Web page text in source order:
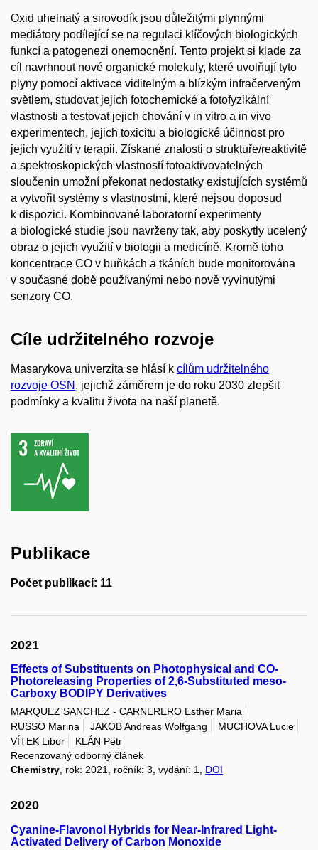
Oxid uhelnatý a sirovodík jsou důležitými plynnými
mediátory podílející se na regulaci klíčových biologických
funkcí a patogenezi onemocnění. Tento projekt si klade za
cíl navrhnout nové organické molekuly, které uvolňují tyto
plyny pomocí aktivace viditelným a blízkým infračerveným
světlem, studovat jejich fotochemické a fotofyzikální
vlastnosti a testovat jejich chování v in vitro a in vivo
experimentech, jejich toxicitu a biologické účinnost pro
jejich využití v terapii. Získané znalosti o struktuře/reaktivitě
a spektroskopických vlastností fotoaktivovatelných
sloučenin umožní překonat nedostatky existujících systémů
a vytvořit systémy s vlastnostmi, které nejsou doposud
k dispozici. Kombinované laboratorní experimenty
a biologické studie jsou navrženy tak, aby poskytly ucelený
obraz o jejich využití v biologii a medicíně. Kromě toho
koncentrace CO v buňkách a tkáních bude monitorována
v současné době používanými nebo nově vyvinutými
senzory CO.
Cíle udržitelného rozvoje
Masarykova univerzita se hlásí k cílům udržitelného
rozvoje OSN , jejichž záměrem je do roku 2030 zlepšit
podmínky a kvalitu života na naší planetě.
Publikace
Počet publikací: 11
2021
Effects of Substituents on Photophysical and CO-
Photoreleasing Properties of 2,6-Substituted meso-
Carboxy BODIPY Derivatives
MARQUEZ SANCHEZ - CARNERERO Esther Maria
RUSSO Marina
JAKOB Andreas Wolfgang
MUCHOVA Lucie
VÍTEK Libor
KLÁN Petr
Recenzovaný odborný článek
Chemistry , rok: 2021, ročník: 3, vydání: 1, DOI
2020
Cyanine-Flavonol Hybrids for Near-Infrared Light-
Activated Delivery of Carbon Monoxide